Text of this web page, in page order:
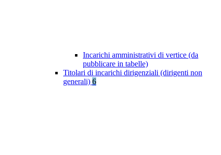
Incarichi amministrativi di vertice (da
pubblicare in tabelle)
Titolari di incarichi dirigenziali (dirigenti non
generali) 6